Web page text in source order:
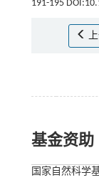
191-195
基金资助
国家自然科学